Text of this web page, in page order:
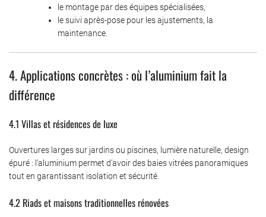
le montage par des équipes spécialisées,
le suivi après-pose pour les ajustements, la
maintenance.
4. Applications concrètes : où l’aluminium fait la
différence
4.1 Villas et résidences de luxe
Ouvertures larges sur jardins ou piscines, lumière naturelle, design
épuré : l’aluminium permet d’avoir des baies vitrées panoramiques
tout en garantissant isolation et sécurité.
4.2 Riads et maisons traditionnelles rénovées